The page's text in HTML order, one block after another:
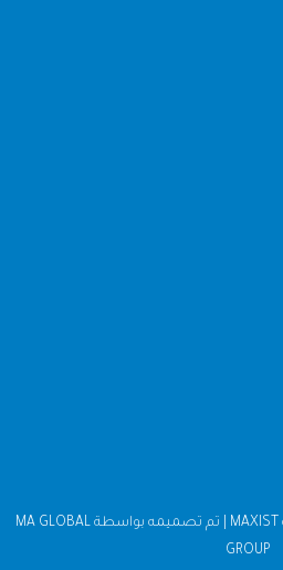
© جميع الحقوق محفوظة لشركة MAXIST | تم تصميمه بواسطة MA GLOBAL
GROUP